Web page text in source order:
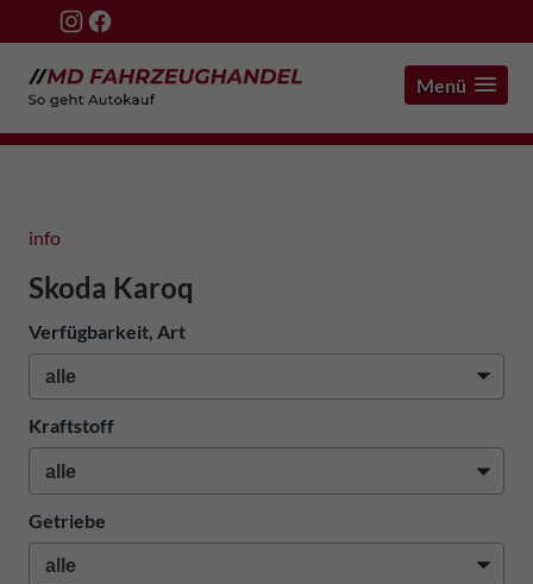
Menü
info
Skoda Karoq
Verfügbarkeit, Art
Kraftstoff
Getriebe